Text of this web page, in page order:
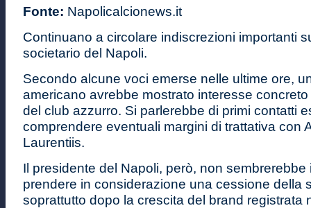
Fonte: Napolicalcionews.it
Continuano a circolare indiscrezioni importanti
societario del Napoli.
Secondo alcune voci emerse nelle ultime ore,
americano avrebbe mostrato interesse
del club azzurro. Si parlerebbe di primi contatti
comprendere eventuali margini di trattativa con
Laurentiis.
Il presidente del Napoli, però, non sembrerebbe
prendere in considerazione una cessione della
soprattutto dopo la crescita del brand registrata